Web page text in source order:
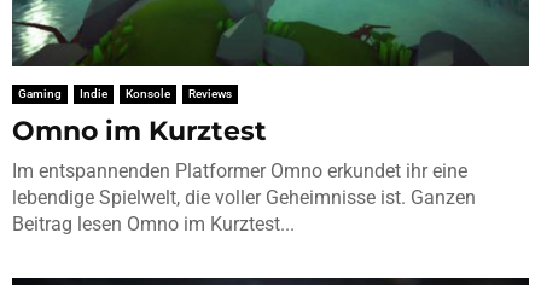
Gaming Indie Konsole Reviews
Omno im Kurztest
Im entspannenden Platformer Omno erkundet ihr eine
lebendige Spielwelt, die voller Geheimnisse ist. Ganzen
Beitrag lesen Omno im Kurztest...